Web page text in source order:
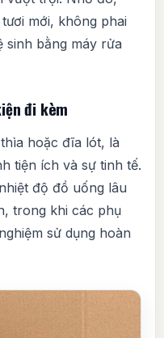
mới, không phai
sinh bằng máy rửa
đi kèm
hoặc đĩa lót, là
tiện ích và sự tinh tế.
độ đồ uống lâu
trong khi các phụ
sử dụng hoàn